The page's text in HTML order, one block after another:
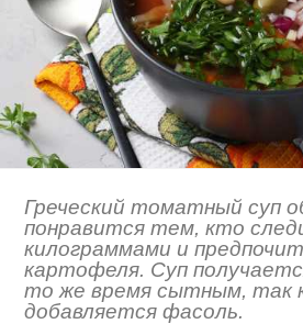
Греческий томатный суп
понравится тем, кто
килограммами и
картофеля. Суп
то же время сытным, так
добавляется фасоль.